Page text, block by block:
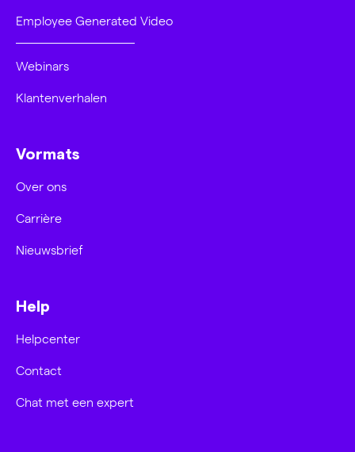
Employee Generated Video
Webinars
Klantenverhalen
Vormats
Over ons
Carrière
Nieuwsbrief
Help
Helpcenter
Contact
Chat met een expert